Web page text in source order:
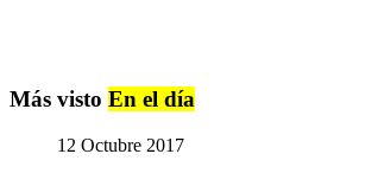
Más visto En el día
12 Octubre 2017